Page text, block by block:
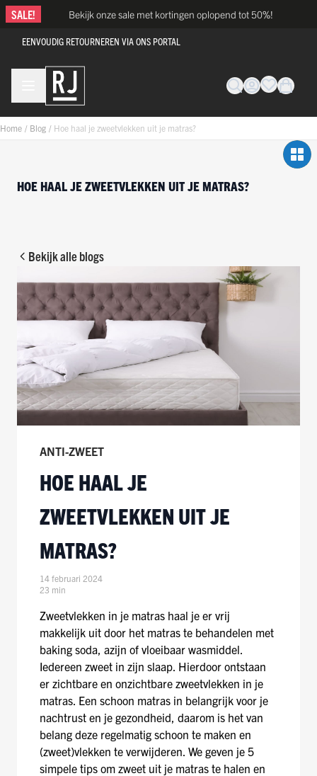
Ga naar de inhoud
SALE! Bekijk onze sale met kortingen oplopend tot 50%!
EENVOUDIG RETOURNEREN VIA ONS PORTAL
Home / Blog / Hoe haal je zweetvlekken uit je matras?
HOE HAAL JE ZWEETVLEKKEN UIT JE MATRAS?
Bekijk alle blogs
ANTI-ZWEET
HOE HAAL JE
ZWEETVLEKKEN UIT JE
MATRAS?
14 februari 2024
23 min
Zweetvlekken in je matras haal je er vrij
makkelijk uit door het matras te behandelen met
baking soda, azijn of vloeibaar wasmiddel.
Iedereen zweet in zijn slaap. Hierdoor ontstaan
er zichtbare en onzichtbare zweetvlekken in je
matras. Een schoon matras in belangrijk voor je
nachtrust en je gezondheid, daarom is het van
belang deze regelmatig schoon te maken en
(zweet)vlekken te verwijderen. We geven je 5
simpele tips om zweet uit je matras te halen en